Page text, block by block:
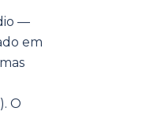
—
em
O